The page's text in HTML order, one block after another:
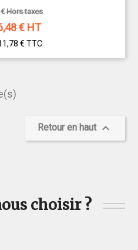
Hors taxes
€ HT
€ TTC
Retour en haut 
choisir ?